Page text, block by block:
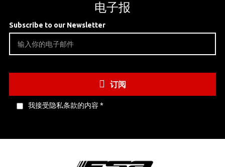
电子报
Subscribe to our Newsletter
订阅
我接受隐私条款的内容 *